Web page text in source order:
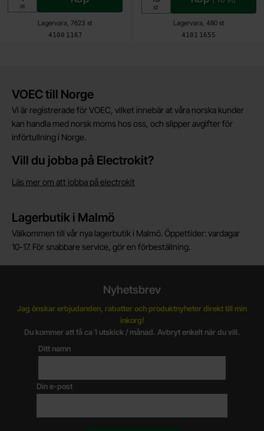
Art. nr
4100 1167
Lagervara, 7623 st
Enhet:
st
Art. nr
4101 1655
Lagervara, 480 st
Enhet:
st
Kort allmän information
VOEC till Norge
Vi är registrerade för VOEC, vilket innebär at våra norska kunder
kan handla med norsk moms hos oss, och slipper avgifter för
införtullning i Norge.
Vill du jobba på Electrokit?
Läs mer om att jobba på electrokit
Lagerbutik i Malmö
Välkommen till vår nya lagerbutik i Malmö. Öppettider: vardagar
10-17. För snabbare service, gör en förbeställning.
Nyhetsbrev
Jag önskar erbjudanden, rabatter och produktnyheter direkt till min
inkorg!
Du kommer att få ca 1 utskick / månad. Avbryt enkelt när du vill.
Ditt namn
Din e-post